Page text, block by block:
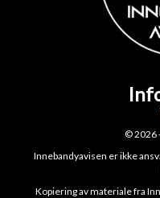
© 2026
Innebandyavisen er ikke
Kopiering av materiale fra